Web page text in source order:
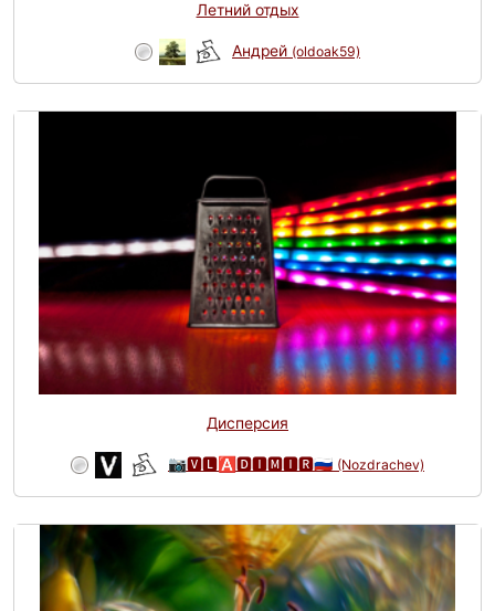
Летний отдых
Андрей (oldoak59)
Дисперсия
📷🆅🅻🅰🅳🅸🅼🅸🆁🇷🇺 (Nozdrachev)